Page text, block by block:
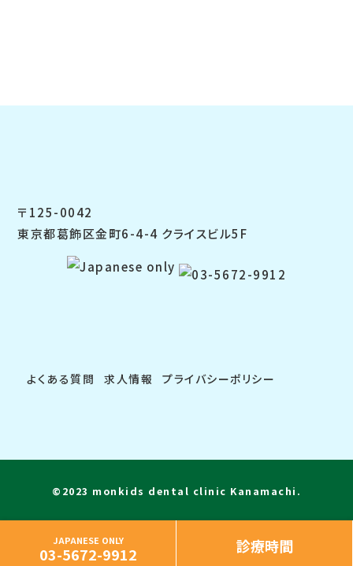
JAPANESE ONLY
03-5672-9912 診療時間
〒125-0042
東京都葛飾区金町6-4-4 クライスビル5F
よくある質問 求人情報 プライバシーポリシー
©2023 monkids dental clinic Kanamachi.